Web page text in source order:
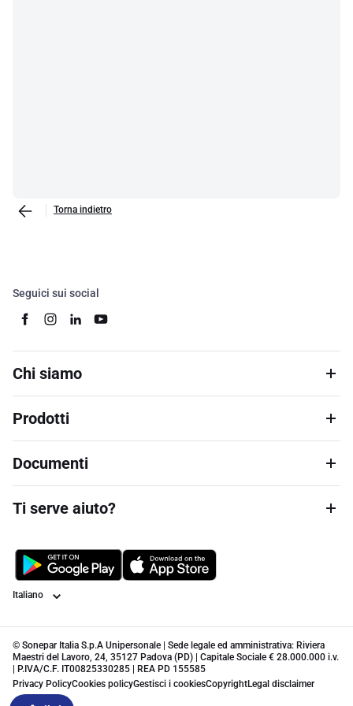
Torna indietro
Seguici sui social
Chi siamo
Prodotti
Documenti
Ti serve aiuto?
Lingua
© Sonepar Italia S.p.A Unipersonale | Sede legale ed amministrativa: Riviera
Maestri del Lavoro, 24, 35127 Padova (PD) | Capitale Sociale € 28.000.000 i.v.
| P.IVA/C.F. IT00825330285 | REA PD 155585
Privacy PolicyCookies policyGestisci i cookiesCopyrightLegal disclaimer